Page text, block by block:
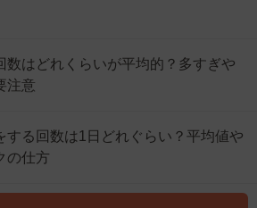
数はどれくらいが平均的？多すぎや
注意
する回数は1日どれぐらい？平均値や
の仕方